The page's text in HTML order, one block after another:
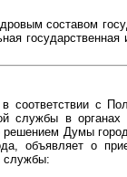
составом
государственная
соответствии с
службы в органах
Думы
объявляет о
службы: